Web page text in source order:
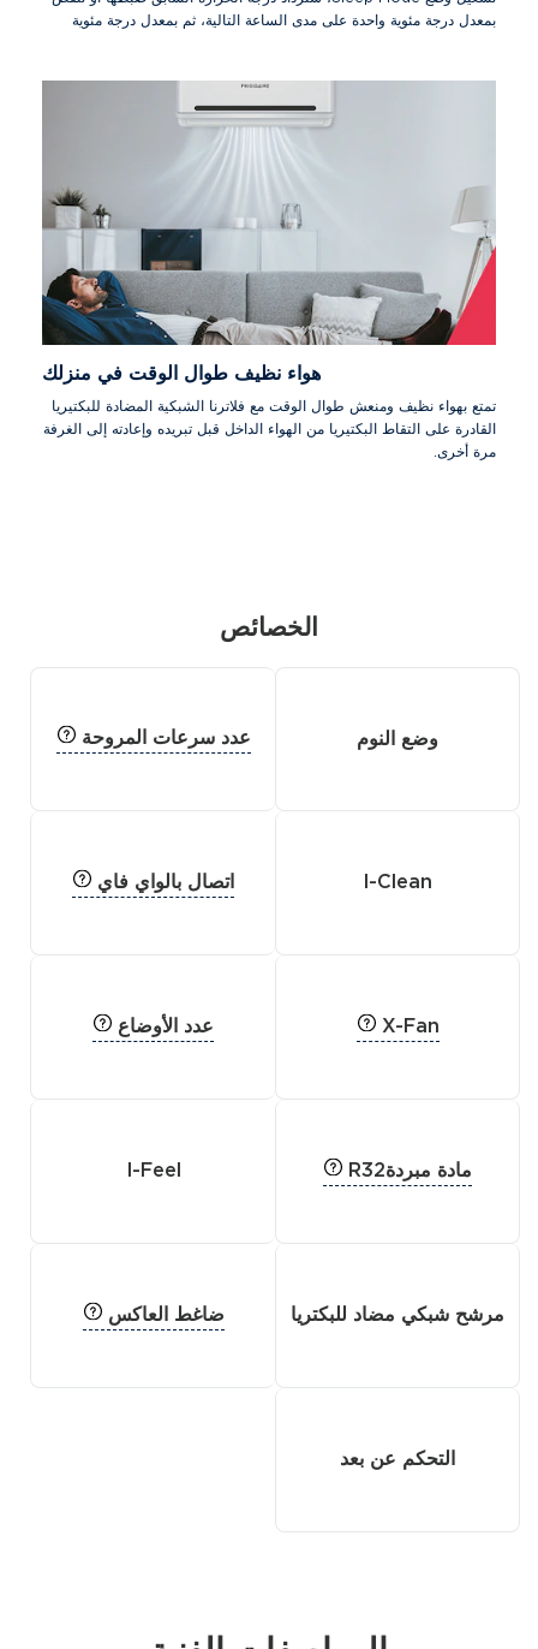
بمعدل درجة مئوية واحدة على مدى الساعة التالية، ثم بمعدل درجة مئوية
هواء نظيف طوال الوقت في منزلك
تمتع بهواء نظيف ومنعش طوال الوقت مع فلاترنا الشبكية المضادة للبكتيريا
القادرة على التقاط البكتيريا من الهواء الداخل قبل تبريده وإعادته إلى الغرفة
مرة أخرى.
الخصائص
وضع النوم عدد سرعات المروحة
I-Clean اتصال بالواي فاي
X-Fan عدد الأوضاع
مادة مبردةR32 I-Feel
مرشح شبكي مضاد للبكتريا ضاغط العاكس
التحكم عن بعد